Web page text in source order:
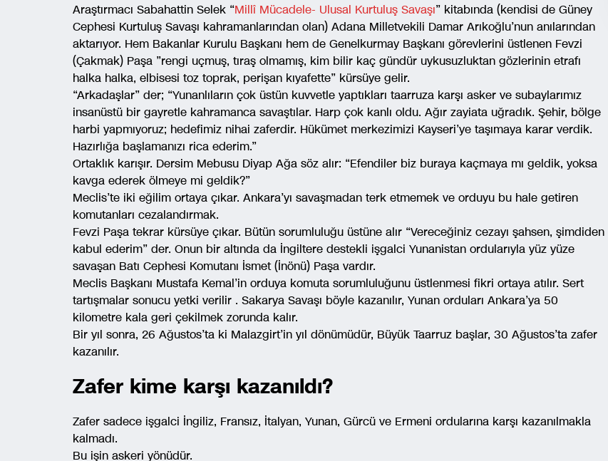
Araştırmacı Sabahattin Selek “Millî Mücadele- Ulusal Kurtuluş Savaşı” kitabında (kendisi de Güney
Cephesi Kurtuluş Savaşı kahramanlarından olan) Adana Milletvekili Damar Arıkoğlu’nun anılarından
aktarıyor. Hem Bakanlar Kurulu Başkanı hem de Genelkurmay Başkanı görevlerini üstlenen Fevzi
(Çakmak) Paşa ”rengi uçmuş, tıraş olmamış, kim bilir kaç gündür uykusuzluktan gözlerinin etrafı
halka halka, elbisesi toz toprak, perişan kıyafette” kürsüye gelir.
“Arkadaşlar” der; “Yunanlıların çok üstün kuvvetle yaptıkları taarruza karşı asker ve subaylarımız
insanüstü bir gayretle kahramanca savaştılar. Harp çok kanlı oldu. Ağır zayiata uğradık. Şehir, bölge
harbi yapmıyoruz; hedefimiz nihai zaferdir. Hükümet merkezimizi Kayseri’ye taşımaya karar verdik.
Hazırlığa başlamanızı rica ederim.”
Ortaklık karışır. Dersim Mebusu Diyap Ağa söz alır: “Efendiler biz buraya kaçmaya mı geldik, yoksa
kavga ederek ölmeye mi geldik?”
Meclis’te iki eğilim ortaya çıkar. Ankara’yı savaşmadan terk etmemek ve orduyu bu hale getiren
komutanları cezalandırmak.
Fevzi Paşa tekrar kürsüye çıkar. Bütün sorumluluğu üstüne alır “Vereceğiniz cezayı şahsen, şimdiden
kabul ederim” der. Onun bir altında da İngiltere destekli işgalci Yunanistan ordularıyla yüz yüze
savaşan Batı Cephesi Komutanı İsmet (İnönü) Paşa vardır.
Meclis Başkanı Mustafa Kemal’in orduya komuta sorumluluğunu üstlenmesi fikri ortaya atılır. Sert
tartışmalar sonucu yetki verilir . Sakarya Savaşı böyle kazanılır, Yunan orduları Ankara’ya 50
kilometre kala geri çekilmek zorunda kalır.
Bir yıl sonra, 26 Ağustos’ta ki Malazgirt’in yıl dönümüdür, Büyük Taarruz başlar, 30 Ağustos’ta zafer
kazanılır.
Zafer kime karşı kazanıldı?
Zafer sadece işgalci İngiliz, Fransız, İtalyan, Yunan, Gürcü ve Ermeni ordularına karşı kazanılmakla
kalmadı.
Bu işin askeri yönüdür.